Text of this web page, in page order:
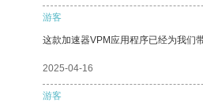
游客
这款加速器VPM应用程序已经为我们
2025-04-16
游客